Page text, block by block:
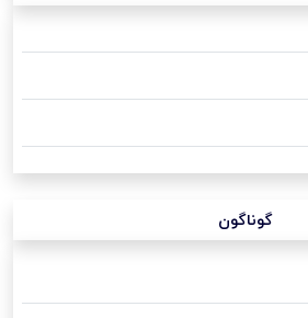
گوناگون